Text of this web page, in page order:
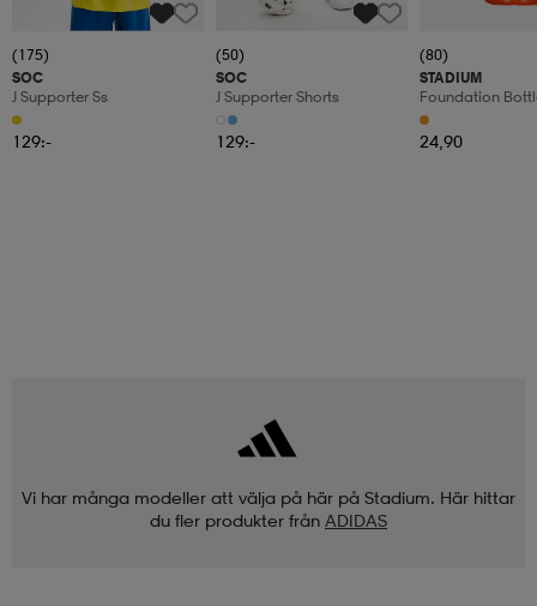
(175)
SOC
J Supporter Ss
129:-
(50)
SOC
J Supporter Shorts
129:-
(80)
STADIUM
Foundation
24,90
Vi har många modeller att välja på här på Stadium. Här hittar
du fler produkter från ADIDAS